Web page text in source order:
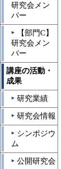
研究会メン
バー
▲
【部門C】
研究会メン
バー
講座の活動・
成果
▲ 研究業績
▲ 研究会情報
▲
シンポジウ
ム
▲ 公開研究会